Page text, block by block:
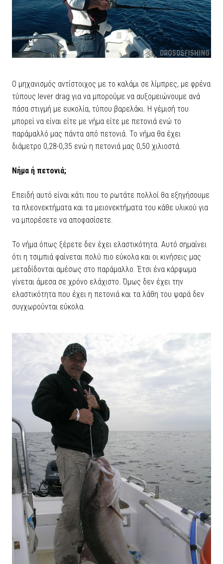
Ο μηχανισμός αντίστοιχος με το καλάμι σε λίμπρες, με φρένα
τύπους lever drag για να μπορούμε να αυξομειώνουμε ανά
πάσα στιγμή με ευκολία, τύπου βαρελάκι. Η γέμισή του
μπορεί να είναι είτε με νήμα είτε με πετονιά ενώ το
παράμαλλό μας πάντα από πετονιά. Το νήμα θα έχει
διάμετρο 0,28-0,35 ενώ η πετονιά μας 0,50 χιλιοστά.
Νήμα ή πετονιά;
Επειδή αυτό είναι κάτι που το ρωτάτε πολλοί θα εξηγήσουμε
τα πλεονεκτήματα και τα μειονεκτήματα του κάθε υλικού για
να μπορέσετε να αποφασίσετε.
Το νήμα όπως ξέρετε δεν έχει ελαστικότητα. Αυτό σημαίνει
ότι η τσιμπιά φαίνεται πολύ πιο εύκολα και οι κινήσεις μας
μεταδίδονται αμέσως στο παράμαλλο. Έτσι ένα κάρφωμα
γίνεται άμεσα σε χρόνο ελάχιστο. Όμως δεν έχει την
ελαστικότητα που έχει η πετονιά και τα λάθη του ψαρά δεν
συγχωρούνται εύκολα.